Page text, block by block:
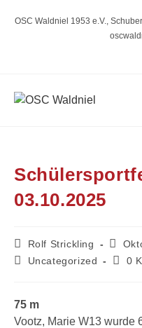
InhaltOSC Waldniel 1953 e.V.,
03.10.2025
Beitrags-
Autor:
Rolf Strickling
Beitrags-
Uncategorized 0
75 m
Vootz, Marie W13 wurde